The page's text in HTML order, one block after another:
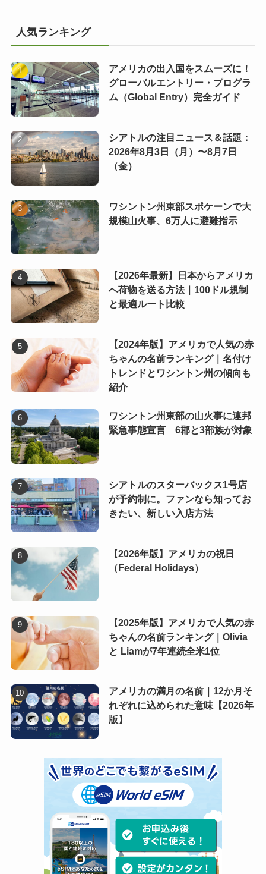
人気ランキング
アメリカの出入国をスムーズに！
グローバルエントリー・プログラ
ム（Global Entry）完全ガイド
シアトルの注目ニュース＆話題：
2026年8月3日（月）〜8月7日
（金）
ワシントン州東部スポケーンで大
規模山火事、6万人に避難指示
【2026年最新】日本からアメリカ
へ荷物を送る方法｜100ドル規制
と最適ルート比較
【2024年版】アメリカで人気の赤
ちゃんの名前ランキング｜名付け
トレンドとワシントン州の傾向も
紹介
ワシントン州東部の山火事に連邦
緊急事態宣言 6郡と3部族が対象
シアトルのスターバックス1号店
が予約制に。ファンなら知ってお
きたい、新しい入店方法
【2026年版】アメリカの祝日
（Federal Holidays）
【2025年版】アメリカで人気の赤
ちゃんの名前ランキング｜Olivia
と Liamが7年連続全米1位
アメリカの満月の名前｜12か月そ
れぞれに込められた意味【2026年
版】